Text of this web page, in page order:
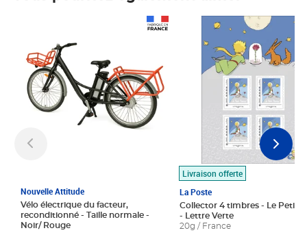
Nouvelle Attitude
Vélo électrique du facteur,
reconditionné - Taille normale -
Noir/ Rouge
Livraison offerte
La Poste
Collector 4 timbres - Le Petit
- Lettre Verte
20g / France
Prix 7,50€